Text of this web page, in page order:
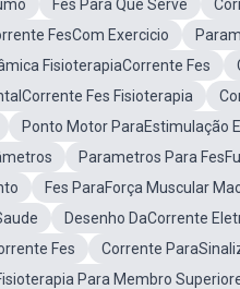
Fes Para Que Serve
FesCom Exercicio
FisioterapiaCorrente Fes
Fes Fisioterapia
Ponto Motor ParaEstimulação
Parametros Para
Fes ParaForça Muscular
Desenho DaCorrente
Fes
Corrente
Para Membro